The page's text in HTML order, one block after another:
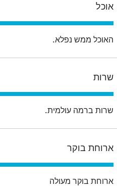
אוכל
האוכל ממש נפלא.
שרות
שרות ברמה עולמית.
ארוחת בוקר
ארוחת בוקר מעולה